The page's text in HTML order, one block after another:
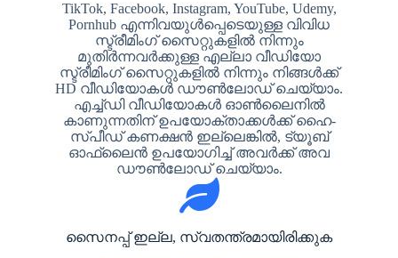
TikTok, Facebook, Instagram, YouTube, Udemy,
Pornhub എന്നിവയുൾപ്പെടെയുള്ള വിവിധ
സ്ട്രീമിംഗ് സൈറ്റുകളിൽ നിന്നും
മുതിർന്നവർക്കുള്ള എല്ലാ വീഡിയോ
സ്ട്രീമിംഗ് സൈറ്റുകളിൽ നിന്നും നിങ്ങൾക്ക്
HD വീഡിയോകൾ ഡൗൺലോഡ് ചെയ്യാം.
എച്ച്‌ഡി വീഡിയോകൾ ഓൺലൈനിൽ
കാണുന്നതിന് ഉപയോക്താക്കൾക്ക് ഹൈ-
സ്പീഡ് കണക്ഷൻ ഇല്ലെങ്കിൽ, ട്യൂബ്
ഓഫ്‌ലൈൻ ഉപയോഗിച്ച് അവർക്ക് അവ
ഡൗൺലോഡ് ചെയ്യാം.
സൈനപ്പ് ഇല്ല, സ്വതന്ത്രമായിരിക്കുക